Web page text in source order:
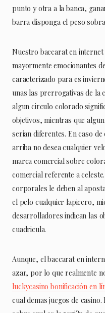
punto y otra a la banca,
barra disponga el peso
Nuestro baccarat en internet
mayormente emocionantes
caracterizado para es
unas las prerrogativas de la
algun circulo colorado
objetivos, mientras que
serian diferentes. En caso
arriba no desea cualquier
marca comercial sobre
comercial referente a
corporales le deben al
el pelo cualquier lapicero,
desarrolladores indican las
cuadricula.
Aunque, el baccarat en
azar, por lo que realmente
luckycasino bonificación en
cual demas juegos de